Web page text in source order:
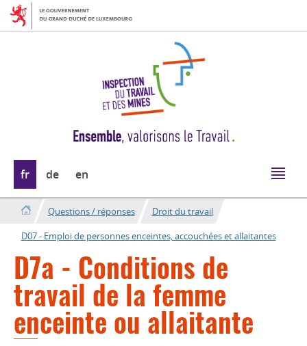
Aller
Aller
au
Changer
de
langue
fr de en
Questions / réponses
Droit du travail
D07 - Emploi de personnes enceintes, accouchées et allaitantes
D7a - Conditions de
travail de la femme
enceinte ou allaitante